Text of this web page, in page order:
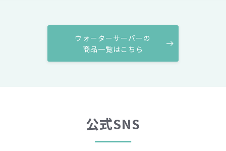
ウォーターサーバーの
商品一覧はこちら
公式SNS